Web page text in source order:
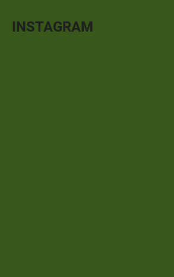
INSTAGRAM